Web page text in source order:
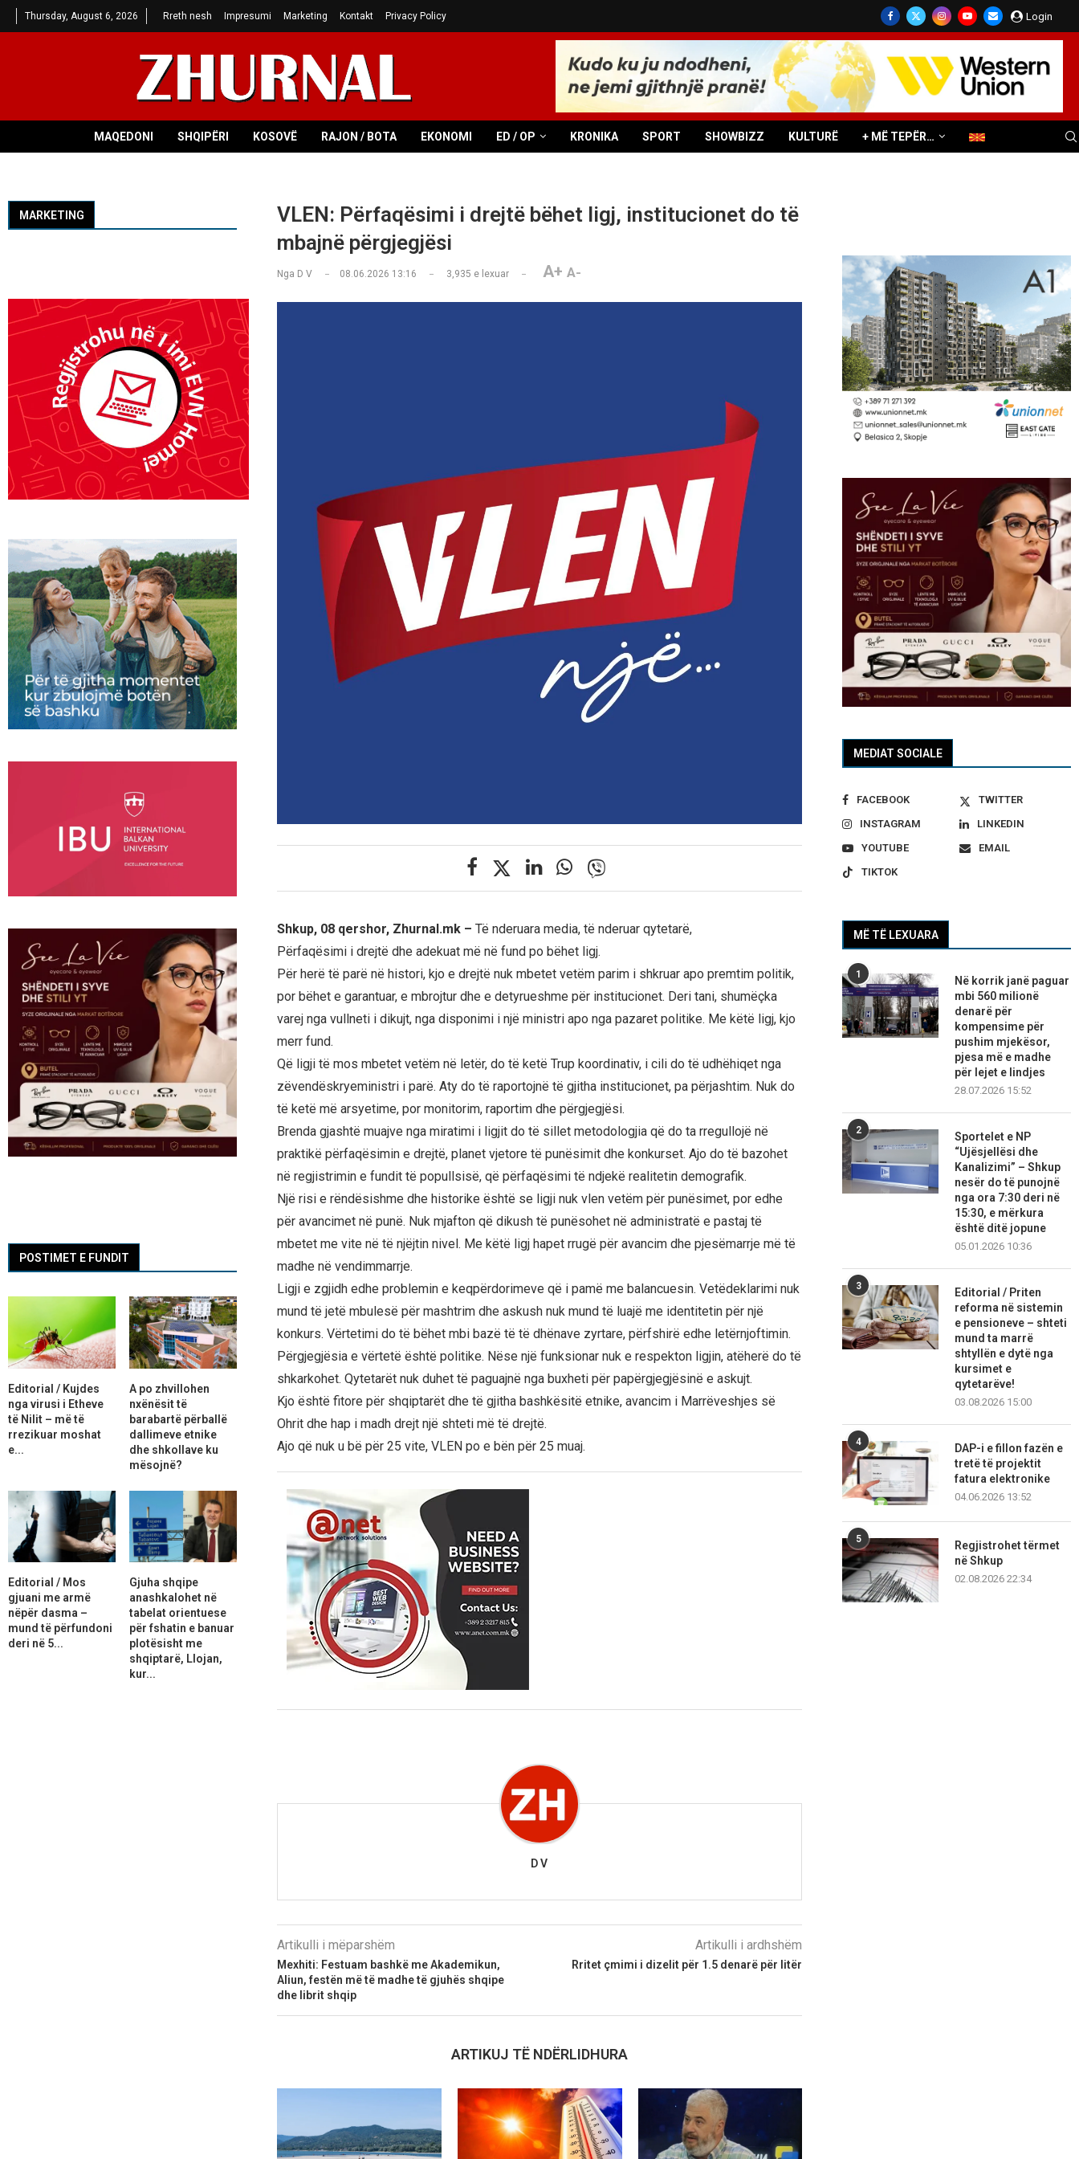
Thursday, August 6, 2026 Rreth nesh Impresumi Marketing Kontakt Privacy Policy Login
MAQEDONI SHQIPËRI KOSOVË RAJON / BOTA EKONOMI ED / OP KRONIKA SPORT SHOWBIZZ KULTURË + MË TEPËR…
VLEN: Përfaqësimi i drejtë bëhet ligj, institucionet do të
mbajnë përgjegjësi
Nga D V 08.06.2026 13:16 3,935 e lexuar A+ A-
Shkup, 08 qershor, Zhurnal.mk – Të nderuara media, të nderuar qytetarë,
Përfaqësimi i drejtë dhe adekuat më në fund po bëhet ligj.
Për herë të parë në histori, kjo e drejtë nuk mbetet vetëm parim i shkruar apo premtim politik,
por bëhet e garantuar, e mbrojtur dhe e detyrueshme për institucionet. Deri tani, shumëçka
varej nga vullneti i dikujt, nga disponimi i një ministri apo nga pazaret politike. Me këtë ligj, kjo
merr fund.
Që ligji të mos mbetet vetëm në letër, do të ketë Trup koordinativ, i cili do të udhëhiqet nga
zëvendëskryeministri i parë. Aty do të raportojnë të gjitha institucionet, pa përjashtim. Nuk do
të ketë më arsyetime, por monitorim, raportim dhe përgjegjësi.
Brenda gjashtë muajve nga miratimi i ligjit do të sillet metodologjia që do ta rregullojë në
praktikë përfaqësimin e drejtë, planet vjetore të punësimit dhe konkurset. Ajo do të bazohet
në regjistrimin e fundit të popullsisë, që përfaqësimi të ndjekë realitetin demografik.
Një risi e rëndësishme dhe historike është se ligji nuk vlen vetëm për punësimet, por edhe
për avancimet në punë. Nuk mjafton që dikush të punësohet në administratë e pastaj të
mbetet me vite në të njëjtin nivel. Me këtë ligj hapet rrugë për avancim dhe pjesëmarrje më të
madhe në vendimmarrje.
Ligji e zgjidh edhe problemin e keqpërdorimeve që i pamë me balancuesin. Vetëdeklarimi nuk
mund të jetë mbulesë për mashtrim dhe askush nuk mund të luajë me identitetin për një
konkurs. Vërtetimi do të bëhet mbi bazë të të dhënave zyrtare, përfshirë edhe letërnjoftimin.
Përgjegjësia e vërtetë është politike. Nëse një funksionar nuk e respekton ligjin, atëherë do të
shkarkohet. Qytetarët nuk duhet të paguajnë nga buxheti për papërgjegjësinë e askujt.
Kjo është fitore për shqiptarët dhe të gjitha bashkësitë etnike, avancim i Marrëveshjes së
Ohrit dhe hap i madh drejt një shteti më të drejtë.
Ajo që nuk u bë për 25 vite, VLEN po e bën për 25 muaj.
D V
Artikulli i mëparshëm
Mexhiti: Festuam bashkë me Akademikun,
Aliun, festën më të madhe të gjuhës shqipe
dhe librit shqip
Artikulli i ardhshëm
Rritet çmimi i dizelit për 1.5 denarë për litër
ARTIKUJ TË NDËRLIDHURA
MEDIAT SOCIALE
FACEBOOK
TWITTER
INSTAGRAM
LINKEDIN
YOUTUBE
EMAIL
TIKTOK
MË TË LEXUARA
1
Në korrik janë paguar
mbi 560 milionë
denarë për
kompensime për
pushim mjekësor,
pjesa më e madhe
për lejet e lindjes
28.07.2026 15:52
2
Sportelet e NP
“Ujësjellësi dhe
Kanalizimi” – Shkup
nesër do të punojnë
nga ora 7:30 deri në
15:30, e mërkura
është ditë jopune
05.01.2026 10:36
3
Editorial / Priten
reforma në sistemin
e pensioneve – shteti
mund ta marrë
shtyllën e dytë nga
kursimet e
qytetarëve!
03.08.2026 15:00
4
DAP-i e fillon fazën e
tretë të projektit
fatura elektronike
04.06.2026 13:52
5
Regjistrohet tërmet
në Shkup
02.08.2026 22:34
MARKETING
POSTIMET E FUNDIT
Editorial / Kujdes
nga virusi i Etheve
të Nilit – më të
rrezikuar moshat
e...
A po zhvillohen
nxënësit të
barabartë përballë
dallimeve etnike
dhe shkollave ku
mësojnë?
Editorial / Mos
gjuani me armë
nëpër dasma –
mund të përfundoni
deri në 5...
Gjuha shqipe
anashkalohet në
tabelat orientuese
për fshatin e banuar
plotësisht me
shqiptarë, Llojan,
kur...